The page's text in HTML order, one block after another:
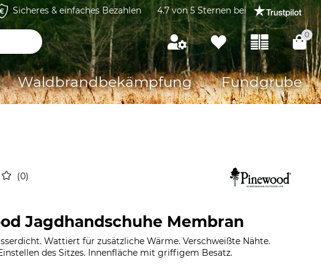
Sicheres & einfaches Bezahlen 4.7 von 5 Sternen bei
0
Waldbrandbekämpfung Fundgrube
0
Jagdhandschuhe Membran
Wattiert für zusätzliche Wärme. Verschweißte Nähte.
des Sitzes. Innenfläche mit griffigem Besatz.